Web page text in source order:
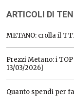
ARTICOLI DI
METANO: crolla il
Prezzi Metano: i
13/03/2026]
Quanto spendi per